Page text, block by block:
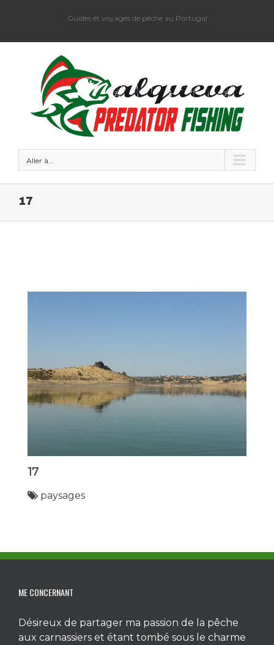
Guides et voyages de pêche au Portugal
Aller à...
17
17
paysages
ME CONCERNANT
Désireux de partager ma passion de la pêche
aux carnassiers et étant tombé sous le charme